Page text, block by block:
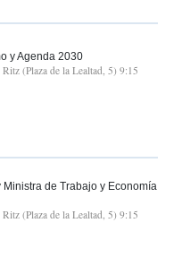
y Agenda 2030
(Plaza de la Lealtad, 5) 9:15
de Trabajo y Economía
(Plaza de la Lealtad, 5) 9:15